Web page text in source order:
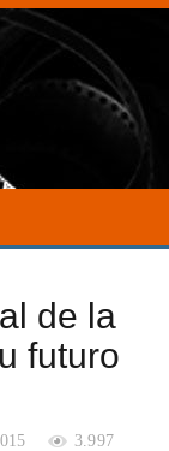
de la
futuro
3.997